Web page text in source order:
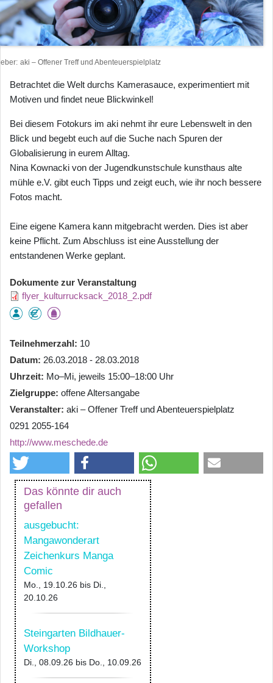
aki – Offener Treff und Abenteuerspielplatz
Betrachtet die Welt durchs Kamerasauce, experimentiert mit
Motiven und findet neue Blickwinkel!
Bei diesem Fotokurs im aki nehmt ihr eure Lebenswelt in den
Blick und begebt euch auf die Suche nach Spuren der
Globalisierung in eurem Alltag.
Nina Kownacki von der Jugendkunstschule kunsthaus alte
mühle e.V. gibt euch Tipps und zeigt euch, wie ihr noch bessere
Fotos macht.
Eine eigene Kamera kann mitgebracht werden. Dies ist aber
keine Pflicht. Zum Abschluss ist eine Ausstellung der
entstandenen Werke geplant.
Dokumente zur Veranstaltung
flyer_kulturrucksack_2018_2.pdf
Teilnehmerzahl
10
Datum 26.03.2018 - 28.03.2018
Uhrzeit Mo–Mi, jeweils 15:00–18:00 Uhr
Zielgruppe offene Altersangabe
Veranstalter aki – Offener Treff und Abenteuerspielplatz
0291 2055-164
http://www.meschede.de
Das könnte dir auch
gefallen
ausgebucht:
Mangawonderart
Zeichenkurs Manga
Comic
Mo., 19.10.26 bis Di.,
20.10.26
Steingarten Bildhauer-
Workshop
Di., 08.09.26 bis Do., 10.09.26